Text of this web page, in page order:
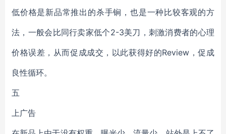
低价格是新品常推出的杀手锏，也是一种比较客观的方
法，一般会比同行卖家低个2-3美刀，刺激消费者的心理
价格误差，从而促成成交，以此获得好的Review，促成
良性循环。
五
上广告